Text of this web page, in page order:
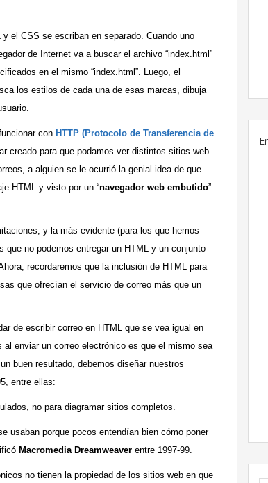
el CSS se escriban en separado. Cuando uno
de Internet va a buscar el archivo “index.html”
en el mismo “index.html”. Luego, el
los estilos de cada una de esas marcas, dibuja
con HTTP (Protocolo de Transferencia de
creado para que podamos ver distintos sitios web.
a alguien se le ocurrió la genial idea de que
HTML y visto por un “navegador web embutido”
y la más evidente (para los que hemos
no podemos entregar un HTML y un conjunto
recordaremos que la inclusión de HTML para
que ofrecían el servicio de correo más que un
de escribir correo en HTML que se vea igual en
enviar un correo electrónico es que el mismo sea
buen resultado, debemos diseñar nuestros
entre ellas:
no para diagramar sitios completos.
usaban porque pocos entendían bien cómo poner
Macromedia Dreamweaver entre 1997-99.
no tienen la propiedad de los sitios web en que